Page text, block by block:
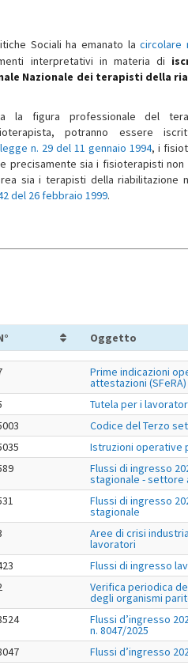
Sociali ha emanato lacircolare
interpretativi in materia di
Nazionale dei terapisti della
la figura professionale del
potranno essere
legge n. 29 del 11 gennaio 1994, i
precisamente sia i fisioterapisti non
sia i terapisti della
del 26 febbraio 1999.
Oggetto
Prime indicazioni
attestazioni (SFeRA)
Tutela per i
Codice del Terzo
Istruzioni operative
Flussi di ingresso
stagionale - settore
Flussi di ingresso
stagionale
Aree di crisi
lavoratori
Flussi di ingresso
Verifica periodica
degli organismi
Flussi d’ingresso
n. 8047/2025
Flussi d’ingresso